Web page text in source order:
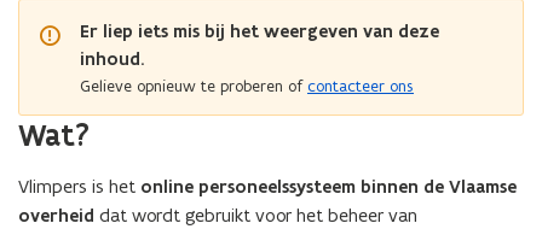
Er liep iets mis bij het weergeven van deze
inhoud.
Gelieve opnieuw te proberen ofcontacteer ons
Wat?
Vlimpers is het online personeelssysteem binnen de Vlaamse
overheid dat wordt gebruikt voor het beheer van